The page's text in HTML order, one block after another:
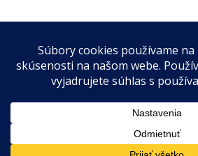
VIA VERTICAL s. r. o. | Za
Pezinok | IČO: 53623916 | © 2026
o.